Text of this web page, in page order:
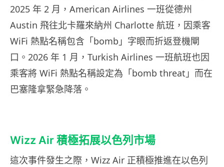
2025 年 2 月，American Airlines 一班從德州
Austin 飛往北卡羅來納州 Charlotte 航班，因乘客
WiFi 熱點名稱包含「bomb」字眼而折返登機閘
口。2026 年 1 月，Turkish Airlines 一班航班也因
乘客將 WiFi 熱點名稱設定為「bomb threat」而在
巴塞隆拿緊急降落。
Wizz Air 積極拓展以色列市場
這次事件發生之際，Wizz Air 正積極推進在以色列